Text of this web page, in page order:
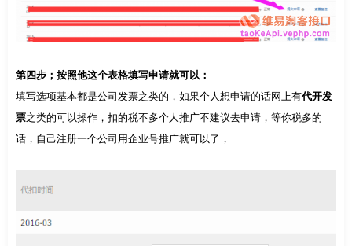
第四步；按照他这个表格填写申请就可以：
填写选项基本都是公司发票之类的，如果个人想申请的话网上有代开发
票之类的可以操作，扣的税不多个人推广不建议去申请，等你税多的
话，自己注册一个公司用企业号推广就可以了，